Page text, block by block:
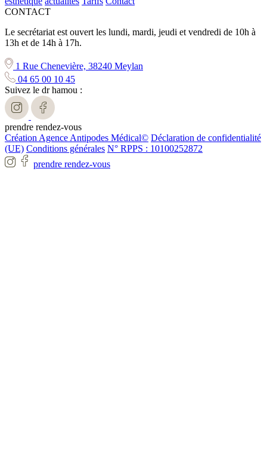
CONTACT
Le secrétariat est ouvert les lundi, mardi, jeudi et vendredi de 10h à
13h et de 14h à 17h.
1 Rue Chenevière, 38240 Meylan
04 65 00 10 45
Suivez le dr hamou :
prendre rendez-vous
Création Agence Antipodes Médical© Déclaration de confidentialité
(UE) Conditions générales N° RPPS : 10100252872
prendre rendez-vous